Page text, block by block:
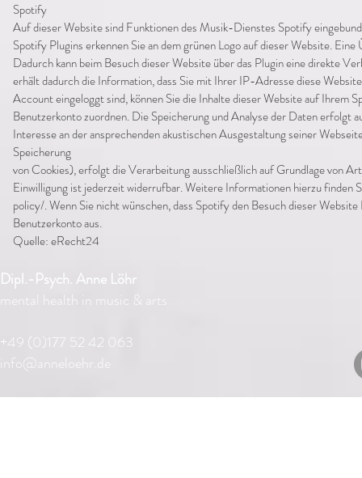
Spotify
Auf dieser Website sind Funktionen des Musik-Dienstes Spotify
Spotify Plugins erkennen Sie an dem grünen Logo auf dieser Website.
Dadurch kann beim Besuch dieser Website über das Plugin eine direkte
erhält dadurch die Information, dass Sie mit Ihrer IP-Adresse diese
Account eingeloggt sind, können Sie die Inhalte dieser Website auf Ihrem
Benutzerkonto zuordnen. Die Speicherung und Analyse der Daten
Interesse an der ansprechenden akustischen Ausgestaltung seiner
Speicherung
von Cookies), erfolgt die Verarbeitung ausschließlich auf Grundlage von
Einwilligung ist jederzeit widerrufbar. Weitere Informationen hierzu finden
policy/.Wenn Sie nicht wünschen, dass Spotify den Besuch dieser
Benutzerkonto aus.
Quelle: eRecht24
Dipl.-Psych. Anne Löhr
mental health in music & arts
+49 (0)177 52 42 063
info@anneloehr.de